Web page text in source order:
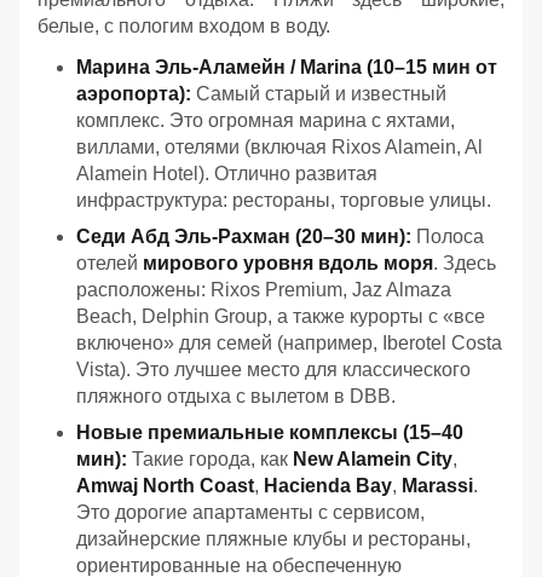
белые, с пологим входом в воду.
Марина Эль-Аламейн / Marina (10–15 мин от
аэропорта): Самый старый и известный
комплекс. Это огромная марина с яхтами,
виллами, отелями (включая Rixos Alamein, Al
Alamein Hotel). Отлично развитая
инфраструктура: рестораны, торговые улицы.
Седи Абд Эль-Рахман (20–30 мин): Полоса
отелей мирового уровня вдоль моря. Здесь
расположены: Rixos Premium, Jaz Almaza
Beach, Delphin Group, а также курорты с «все
включено» для семей (например, Iberotel Costa
Vista). Это лучшее место для классического
пляжного отдыха с вылетом в DBB.
Новые премиальные комплексы (15–40
мин): Такие города, как New Alamein City,
Amwaj North Coast, Hacienda Bay, Marassi.
Это дорогие апартаменты с сервисом,
дизайнерские пляжные клубы и рестораны,
ориентированные на обеспеченную